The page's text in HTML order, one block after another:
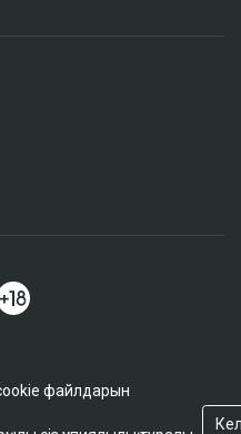
файлдарын
сіз